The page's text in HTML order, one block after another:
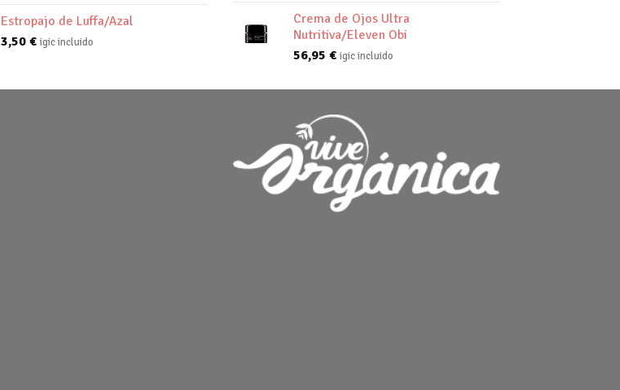
Estropajo de Luffa/Azal
3,50 € igic incluido
Crema de Ojos Ultra
Nutritiva/Eleven Obi
56,95 € igic incluido